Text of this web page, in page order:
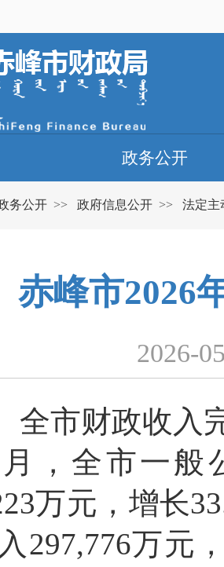
政务公开
务公开 >> 政府信息公开 >> 法定主
赤峰市2026
2026-
全市财政收入
月，全市一般
万元，增长
297,776万元